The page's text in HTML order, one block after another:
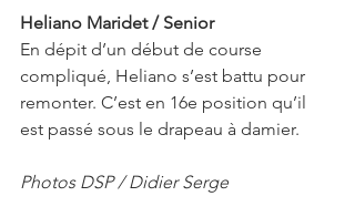
Heliano Maridet / Senior
En dépit d’un début de course
compliqué, Heliano s’est battu pour
remonter. C’est en 16e position qu’il
est passé sous le drapeau à damier.
Photos DSP / Didier Serge